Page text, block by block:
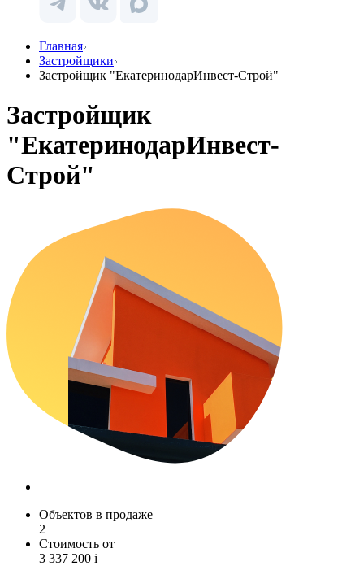
Главная
Застройщики
Застройщик "ЕкатеринодарИнвест-Строй"
Застройщик
"ЕкатеринодарИнвест-
Строй"
Объектов в продаже
2
Стоимость от
3 337 200 i